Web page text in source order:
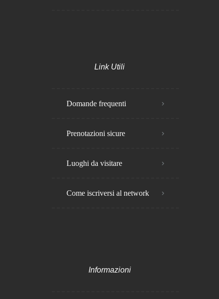
Link Utili
Domande frequenti
Prenotazioni sicure
Luoghi da visitare
Come iscriversi al network
Informazioni